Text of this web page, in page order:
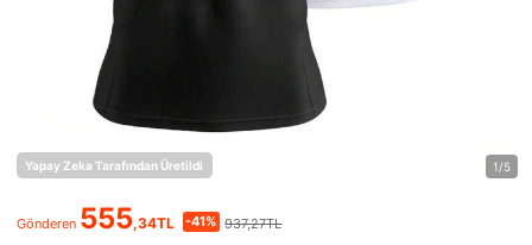
Yapay Zeka Tarafından Üretildi 1/5
Gönderen 555,34TL -41% 937,27TL